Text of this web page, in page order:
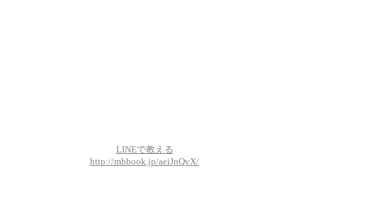
LINEで教える
http://mbbook.jp/aeiJnQvX/